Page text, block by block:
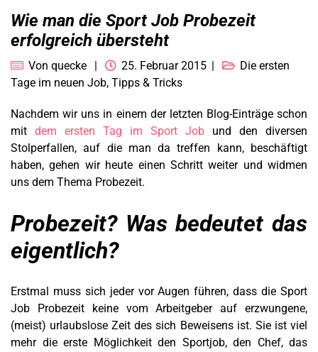
Wie man die Sport Job Probezeit
erfolgreich übersteht
Von quecke 25. Februar 2015
Die ersten
Tage im neuen Job, Tipps & Tricks
Nachdem wir uns in einem der letzten Blog-Einträge schon
mit dem ersten Tag im Sport Job und den diversen
Stolperfallen, auf die man da treffen kann, beschäftigt
haben, gehen wir heute einen Schritt weiter und widmen
uns dem Thema Probezeit.
Probezeit? Was bedeutet das
eigentlich?
Erstmal muss sich jeder vor Augen führen, dass die Sport
Job Probezeit keine vom Arbeitgeber auf erzwungene,
(meist) urlaubslose Zeit des sich Beweisens ist. Sie ist viel
mehr die erste Möglichkeit den Sportjob, den Chef, das